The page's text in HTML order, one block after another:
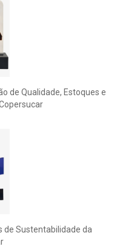
de Qualidade, Estoques e
de Sustentabilidade da